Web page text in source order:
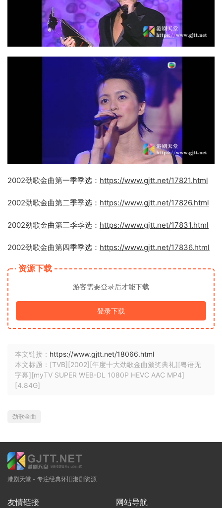
2002劲歌金曲第一季季选： https://www.gjtt.net/17821.html
2002劲歌金曲第二季季选： https://www.gjtt.net/17826.html
2002劲歌金曲第三季季选： https://www.gjtt.net/17831.html
2002劲歌金曲第四季季选： https://www.gjtt.net/17836.html
资源下载
游客需要登录后才能下载
登录下载
本文链接： https://www.gjtt.net/18066.html
本文标题：[TVB][2002][年度十大劲歌金曲颁奖典礼][粤语无
字幕][myTV SUPER WEB-DL 1080P HEVC AAC MP4]
[4.84G]
劲歌金曲
港剧天堂 - 专注经典怀旧港剧资源
友情链接 网站导航